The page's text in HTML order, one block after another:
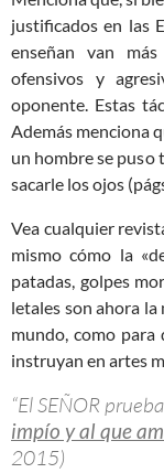
justificados en las
enseñan van
ofensivos y
oponente. Estas
Además menciona
un hombre se puso
sacarle los ojos
Vea cualquier
mismo cómo la
patadas, golpes
letales son ahora la
mundo, como
instruyan en artes
“El SEÑOR
impío y al que
2015)